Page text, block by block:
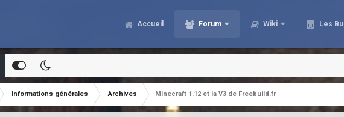
Accueil Forum Wiki Les
Informations générales Archives Minecraft 1.12 et la V3 de Freebuild.fr